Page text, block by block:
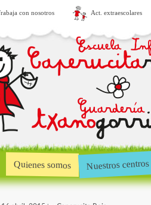
con nosotros Act. extraescolares
Quienes somos Nuestros centros